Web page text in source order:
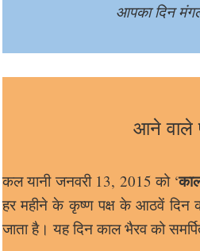
आपका दिन
आने वाले
कल यानी जनवरी 13, 2015 को ‘
हर महीने के कृष्ण पक्ष के आठवें दिन
जाता है। यह दिन काल भैरव को